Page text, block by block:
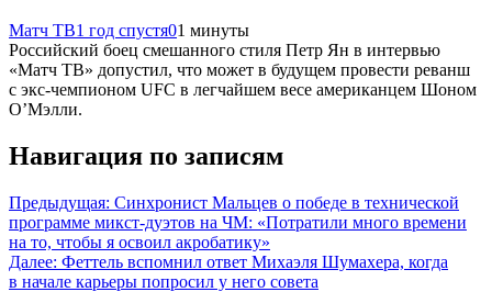
Матч ТВ1 год спустя01 минуты
Российский боец смешанного стиля Петр Ян в интервью
«Матч ТВ» допустил, что может в будущем провести реванш
с экс‑чемпионом UFC в легчайшем весе американцем Шоном
О’Мэлли.
Навигация по записям
Предыдущая: Синхронист Мальцев о победе в технической
программе микст‑дуэтов на ЧМ: «Потратили много времени
на то, чтобы я освоил акробатику»
Далее: Феттель вспомнил ответ Михаэля Шумахера, когда
в начале карьеры попросил у него совета